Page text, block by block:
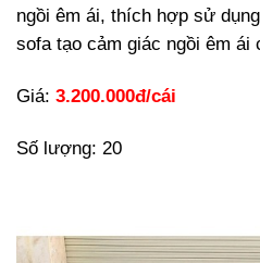
ngồi êm ái, thích hợp sử
sofa tạo cảm giác ngồi êm ái
Giá: 3.200.000đ/cái
Số lượng: 20